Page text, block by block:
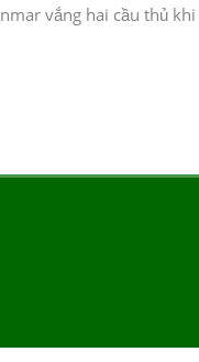
vắng hai cầu thủ